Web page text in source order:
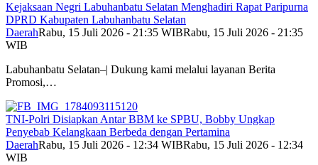
Kejaksaan Negri Labuhanbatu Selatan Menghadiri Rapat Paripurna
DPRD Kabupaten Labuhanbatu Selatan
DaerahRabu, 15 Juli 2026 - 21:35 WIBRabu, 15 Juli 2026 - 21:35
WIB
Labuhanbatu Selatan–| Dukung kami melalui layanan Berita
Promosi,…
TNI-Polri Disiapkan Antar BBM ke SPBU, Bobby Ungkap
Penyebab Kelangkaan Berbeda dengan Pertamina
DaerahRabu, 15 Juli 2026 - 12:34 WIBRabu, 15 Juli 2026 - 12:34
WIB